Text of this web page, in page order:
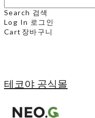
Search 검색
Log In 로그인
Cart 장바구니
테코야 공식몰